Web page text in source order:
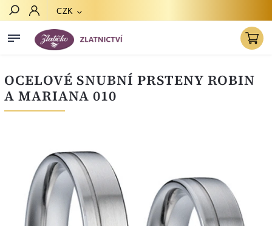
CZK
OCELOVÉ SNUBNÍ PRSTENY ROBIN
A MARIANA 010